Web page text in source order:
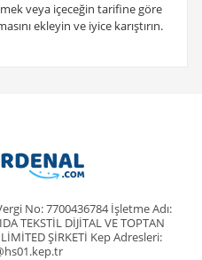
veya içeceğin tarifine göre
ekleyin ve iyice karıştırın.
No: 7700436784 İşletme Adı:
TEKSTİL DİJİTAL VE TOPTAN
ŞİRKETİ Kep Adresleri: